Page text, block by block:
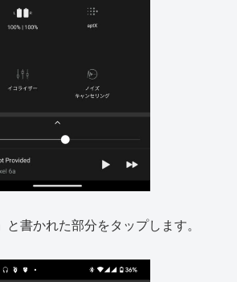
と書かれた部分をタップします。